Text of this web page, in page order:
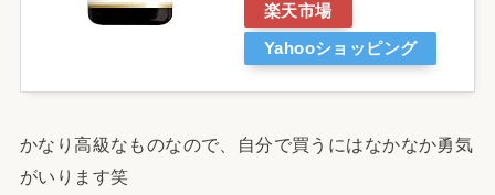
楽天市場
Yahooショッピング
かなり高級なものなので、自分で買うにはなかなか勇気
がいります笑